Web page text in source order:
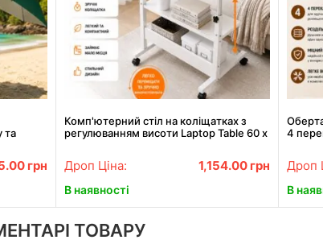
та
грн
Комп'ютерний стіл на коліщатках з
регулюванням висоти Laptop Table 60 х
Дроп Ціна: 1,154.00 грн
В наявності
4
Дроп
В
ТОВАРУ